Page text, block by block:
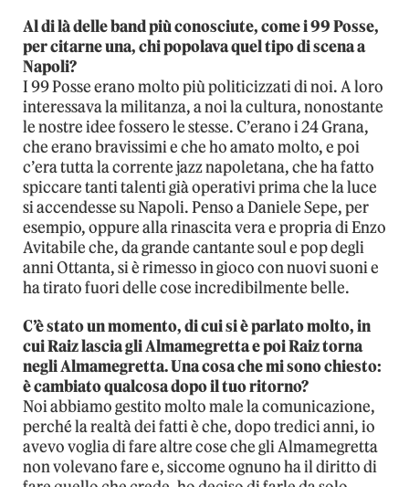
Al di là delle band più conosciute, come i 99 Posse,
per citarne una, chi popolava quel tipo di scena a
Napoli?
I 99 Posse erano molto più politicizzati di noi. A loro
interessava la militanza, a noi la cultura, nonostante
le nostre idee fossero le stesse. C’erano i 24 Grana,
che erano bravissimi e che ho amato molto, e poi
c’era tutta la corrente jazz napoletana, che ha fatto
spiccare tanti talenti già operativi prima che la luce
si accendesse su Napoli. Penso a Daniele Sepe, per
esempio, oppure alla rinascita vera e propria di Enzo
Avitabile che, da grande cantante soul e pop degli
anni Ottanta, si è rimesso in gioco con nuovi suoni e
ha tirato fuori delle cose incredibilmente belle.
C’è stato un momento, di cui si è parlato molto, in
cui Raiz lascia gli Almamegretta e poi Raiz torna
negli Almamegretta. Una cosa che mi sono chiesto:
è cambiato qualcosa dopo il tuo ritorno?
Noi abbiamo gestito molto male la comunicazione,
perché la realtà dei fatti è che, dopo tredici anni, io
avevo voglia di fare altre cose che gli Almamegretta
non volevano fare e, siccome ognuno ha il diritto di